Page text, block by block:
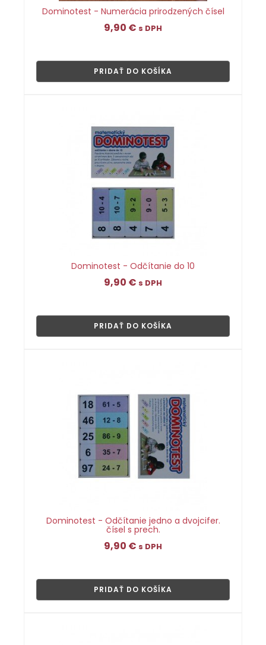
Dominotest - Numerácia prirodzených čísel
9,90 € s DPH
PRIDAŤ DO KOŠÍKA
Dominotest - Odčítanie do 10
9,90 € s DPH
PRIDAŤ DO KOŠÍKA
Dominotest - Odčítanie jedno a dvojcifer.
čísel s prech.
9,90 € s DPH
PRIDAŤ DO KOŠÍKA